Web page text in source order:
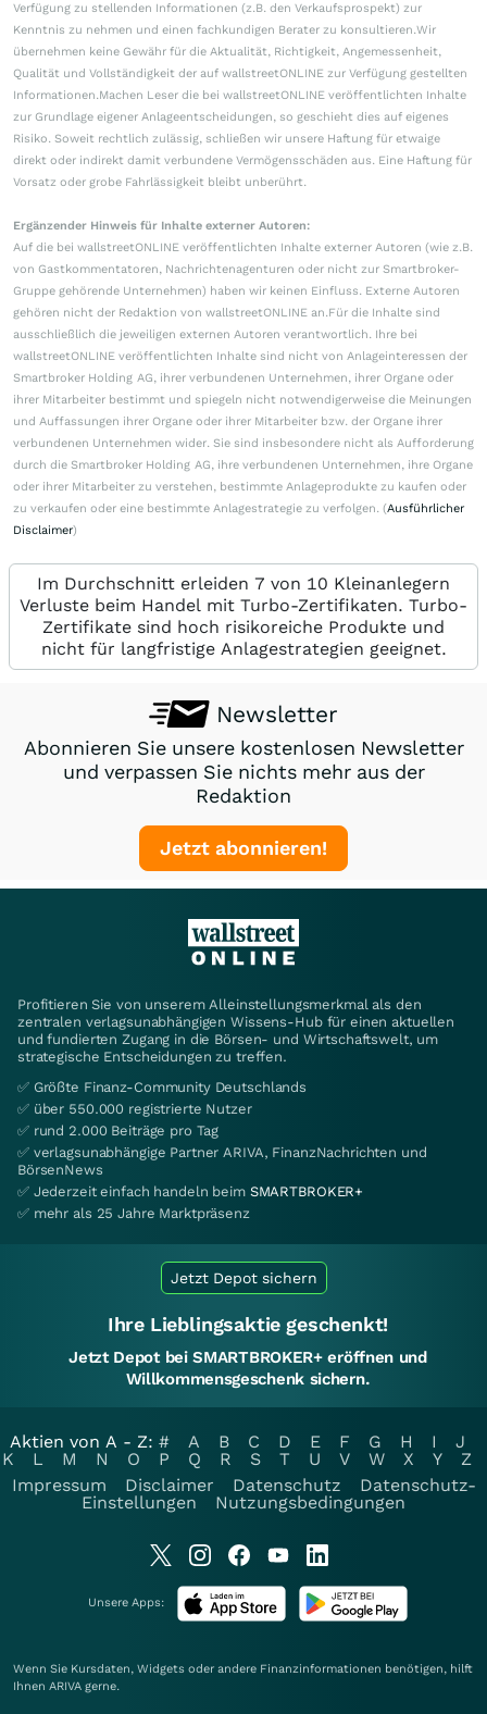
Verfügung zu stellenden Informationen (z.B. den Verkaufsprospekt) zur
Kenntnis zu nehmen und einen fachkundigen Berater zu konsultieren.Wir
übernehmen keine Gewähr für die Aktualität, Richtigkeit, Angemessenheit,
Qualität und Vollständigkeit der auf wallstreetONLINE zur Verfügung gestellten
Informationen.Machen Leser die bei wallstreetONLINE veröffentlichten Inhalte
zur Grundlage eigener Anlageentscheidungen, so geschieht dies auf eigenes
Risiko. Soweit rechtlich zulässig, schließen wir unsere Haftung für etwaige
direkt oder indirekt damit verbundene Vermögensschäden aus. Eine Haftung für
Vorsatz oder grobe Fahrlässigkeit bleibt unberührt.
Ergänzender Hinweis für Inhalte externer Autoren:
Auf die bei wallstreetONLINE veröffentlichten Inhalte externer Autoren (wie z.B.
von Gastkommentatoren, Nachrichtenagenturen oder nicht zur Smartbroker-
Gruppe gehörende Unternehmen) haben wir keinen Einfluss. Externe Autoren
gehören nicht der Redaktion von wallstreetONLINE an.Für die Inhalte sind
ausschließlich die jeweiligen externen Autoren verantwortlich. Ihre bei
wallstreetONLINE veröffentlichten Inhalte sind nicht von Anlageinteressen der
Smartbroker Holding AG, ihrer verbundenen Unternehmen, ihrer Organe oder
ihrer Mitarbeiter bestimmt und spiegeln nicht notwendigerweise die Meinungen
und Auffassungen ihrer Organe oder ihrer Mitarbeiter bzw. der Organe ihrer
verbundenen Unternehmen wider. Sie sind insbesondere nicht als Aufforderung
durch die Smartbroker Holding AG, ihre verbundenen Unternehmen, ihre Organe
oder ihrer Mitarbeiter zu verstehen, bestimmte Anlageprodukte zu kaufen oder
zu verkaufen oder eine bestimmte Anlagestrategie zu verfolgen. (Ausführlicher
Disclaimer)
Im Durchschnitt erleiden 7 von 10 Kleinanlegern
Verluste beim Handel mit Turbo-Zertifikaten. Turbo-
Zertifikate sind hoch risikoreiche Produkte und
nicht für langfristige Anlagestrategien geeignet.
Newsletter
Abonnieren Sie unsere kostenlosen Newsletter
und verpassen Sie nichts mehr aus der
Redaktion
Jetzt abonnieren!
Profitieren Sie von unserem Alleinstellungsmerkmal als den
zentralen verlagsunabhängigen Wissens-Hub für einen aktuellen
und fundierten Zugang in die Börsen- und Wirtschaftswelt, um
strategische Entscheidungen zu treffen.
✅ Größte Finanz-Community Deutschlands
✅ über 550.000 registrierte Nutzer
✅ rund 2.000 Beiträge pro Tag
✅ verlagsunabhängige Partner ARIVA, FinanzNachrichten und
BörsenNews
✅ Jederzeit einfach handeln beim SMARTBROKER+
✅ mehr als 25 Jahre Marktpräsenz
Jetzt Depot sichern
Ihre Lieblingsaktie geschenkt!
Jetzt Depot bei SMARTBROKER+ eröffnen und
Willkommensgeschenk sichern.
Aktien von A - Z: # A B C D E F G H I
J
K
L M N O P Q R S T U V W X Y
Z
Impressum
Disclaimer Datenschutz
Datenschutz-
Einstellungen
Nutzungsbedingungen
Unsere Apps:
Wenn Sie Kursdaten, Widgets oder andere Finanzinformationen benötigen, hilft
Ihnen ARIVA gerne.